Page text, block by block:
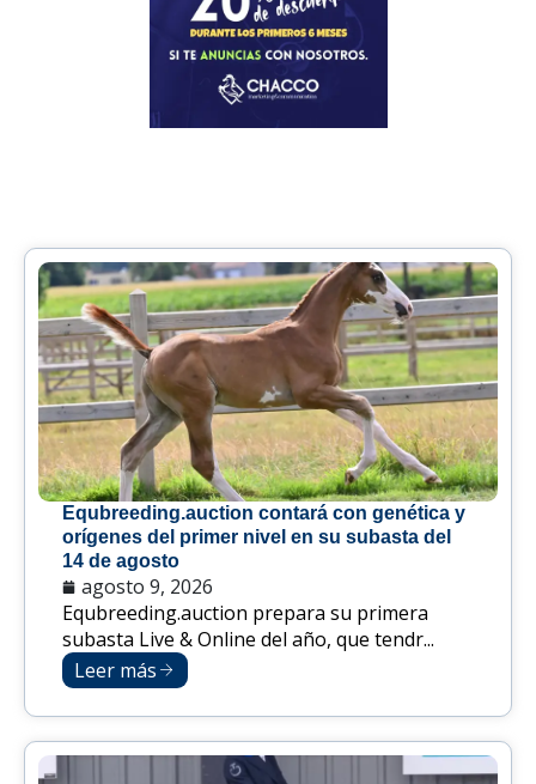
Equbreeding.auction contará con genética y
orígenes del primer nivel en su subasta del
14 de agosto
agosto 9, 2026
Equbreeding.auction prepara su primera
subasta Live & Online del año, que tendr...
Leer más